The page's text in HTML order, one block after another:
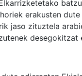
erakusten
jaso zituztela